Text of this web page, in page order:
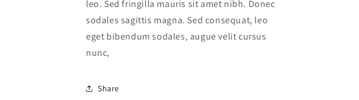
leo. Sed fringilla mauris sit amet nibh. Donec
sodales sagittis magna. Sed consequat, leo
eget bibendum sodales, augue velit cursus
nunc,
Share